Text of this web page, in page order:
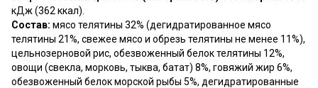
кДж (362 ккал).
Состав: мясо телятины 32% (дегидратированное мясо
телятины 21%, свежее мясо и обрезь телятины не менее 11%),
цельнозерновой рис, обезвоженный белок телятины 12%,
овощи (свекла, морковь, тыква, батат) 8%, говяжий жир 6%,
обезвоженный белок морской рыбы 5%, дегидратированные